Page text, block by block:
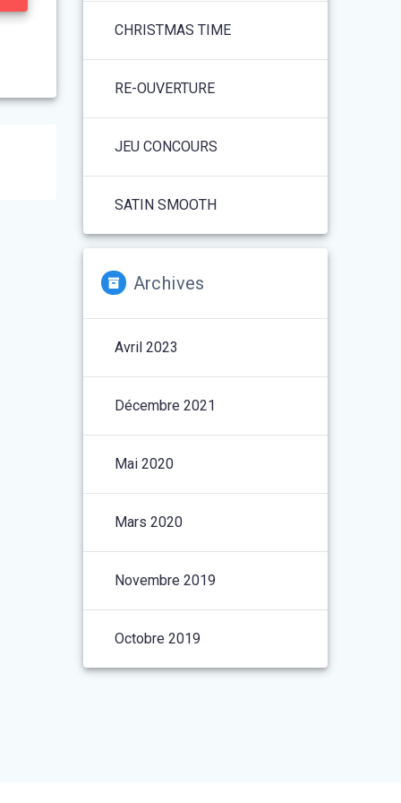
CHRISTMAS TIME
RE-OUVERTURE
JEU CONCOURS
SATIN SMOOTH
Archives
Avril 2023
Décembre 2021
Mai 2020
Mars 2020
Novembre 2019
Octobre 2019